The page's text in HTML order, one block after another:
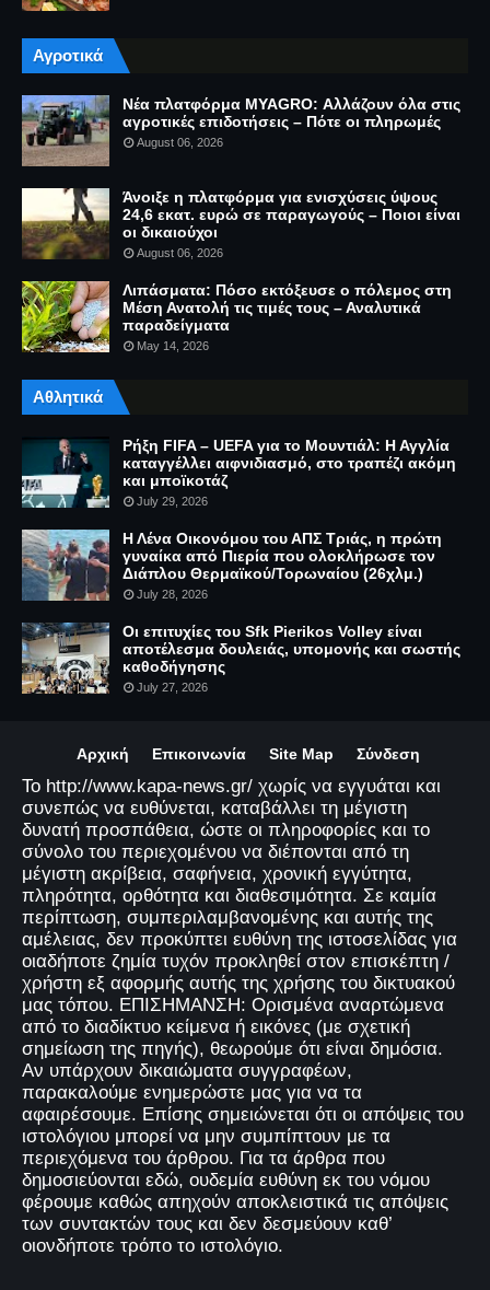
Αγροτικά
Νέα πλατφόρμα MYAGRO: Αλλάζουν όλα στις
αγροτικές επιδοτήσεις – Πότε οι πληρωμές
August 06, 2026
Άνοιξε η πλατφόρμα για ενισχύσεις ύψους
24,6 εκατ. ευρώ σε παραγωγούς – Ποιοι είναι
οι δικαιούχοι
August 06, 2026
Λιπάσματα: Πόσο εκτόξευσε ο πόλεμος στη
Μέση Ανατολή τις τιμές τους – Αναλυτικά
παραδείγματα
May 14, 2026
Αθλητικά
Ρήξη FIFA – UEFA για το Μουντιάλ: Η Αγγλία
καταγγέλλει αιφνιδιασμό, στο τραπέζι ακόμη
και μποϊκοτάζ
July 29, 2026
Η Λένα Οικονόμου του ΑΠΣ Τριάς, η πρώτη
γυναίκα από Πιερία που ολοκλήρωσε τον
Διάπλου Θερμαϊκού/Τορωναίου (26χλμ.)
July 28, 2026
Οι επιτυχίες του Sfk Pierikos Volley είναι
αποτέλεσμα δουλειάς, υπομονής και σωστής
καθοδήγησης
July 27, 2026
Αρχική Επικοινωνία Site Map Σύνδεση
Το http://www.kapa-news.gr/ χωρίς να εγγυάται και
συνεπώς να ευθύνεται, καταβάλλει τη μέγιστη
δυνατή προσπάθεια, ώστε οι πληροφορίες και το
σύνολο του περιεχομένου να διέπονται από τη
μέγιστη ακρίβεια, σαφήνεια, χρονική εγγύτητα,
πληρότητα, ορθότητα και διαθεσιμότητα. Σε καμία
περίπτωση, συμπεριλαμβανομένης και αυτής της
αμέλειας, δεν προκύπτει ευθύνη της ιστοσελίδας για
οιαδήποτε ζημία τυχόν προκληθεί στον επισκέπτη /
χρήστη εξ αφορμής αυτής της χρήσης του δικτυακού
μας τόπου. ΕΠΙΣΗΜΑΝΣΗ: Ορισμένα αναρτώμενα
από το διαδίκτυο κείμενα ή εικόνες (με σχετική
σημείωση της πηγής), θεωρούμε ότι είναι δημόσια.
Αν υπάρχουν δικαιώματα συγγραφέων,
παρακαλούμε ενημερώστε μας για να τα
αφαιρέσουμε. Επίσης σημειώνεται ότι οι απόψεις του
ιστολόγιου μπορεί να μην συμπίπτουν με τα
περιεχόμενα του άρθρου. Για τα άρθρα που
δημοσιεύονται εδώ, ουδεμία ευθύνη εκ του νόμου
φέρουμε καθώς απηχούν αποκλειστικά τις απόψεις
των συντακτών τους και δεν δεσμεύουν καθ’
οιονδήποτε τρόπο το ιστολόγιο.